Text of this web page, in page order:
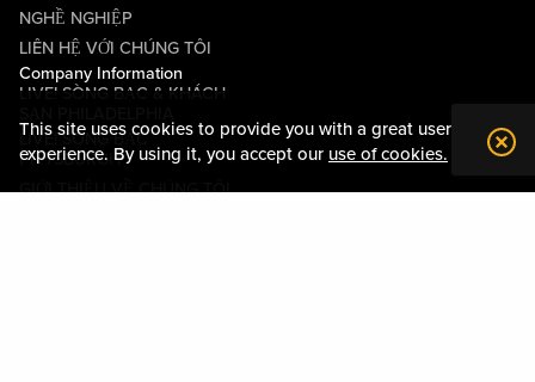
This site uses cookies to provide you with a great user
experience. By using it, you accept our use of cookies.
NGHỀ NGHIỆP
LIÊN HỆ VỚI CHÚNG TÔI
Company Information
LIVE! SÒNG BẠC & KHÁCH
LIVE! SÒNG BẠC
PITTSBURGH
GIỚI THIỆU VỀ CHÚNG TÔI